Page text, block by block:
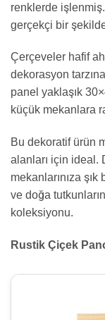
renklerde
gerçekçi bir şekilde
Çerçeveler hafif
dekorasyon
panel yaklaşık
küçük mekanlara
Bu dekoratif ürün
alanları için ideal.
mekanlarınıza
ve doğa
koleksiyonu.
Rustik Çiçek